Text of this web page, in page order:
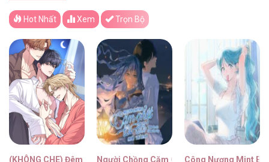
Hot Nhất Xem Trọn Bộ
(KHÔNG CHE) Đêm Hồng ÂnNgười Chồng Căm Ghét Tôi Đã Mất Trí Nhớ
Công Nương Mint Bé